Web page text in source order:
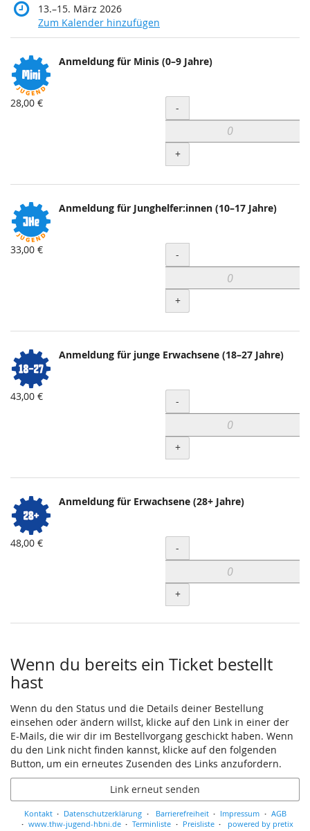
13.–bis
15. März 2026
Zum Kalender hinzufügen
Produkte
Unkategorisierte
Produkte
Anmeldung für Minis (0–9 Jahre)
28,00 € Menge
-
+
Anmeldung für Junghelfer:innen (10–17 Jahre)
33,00 € Menge
-
+
Anmeldung für junge Erwachsene (18–27 Jahre)
43,00 € Menge
-
+
Anmeldung für Erwachsene (28+ Jahre)
48,00 € Menge
-
+
Wenn du bereits ein Ticket bestellt
hast
Wenn du den Status und die Details deiner Bestellung
einsehen oder ändern willst, klicke auf den Link in einer der
E-Mails, die wir dir im Bestellvorgang geschickt haben. Wenn
du den Link nicht finden kannst, klicke auf den folgenden
Button, um ein erneutes Zusenden des Links anzufordern.
Link erneut senden
Kontakt Datenschutzerklärung Barrierefreiheit Impressum
AGB
www.thw-jugend-hbni.de
Terminliste Preisliste powered by pretix